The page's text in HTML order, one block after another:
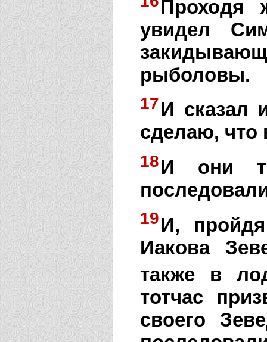
Проходя
увидел
рыболовы.
17И сказал
сделаю, что
18И они
19И,
Иакова
также в
тотчас
своего